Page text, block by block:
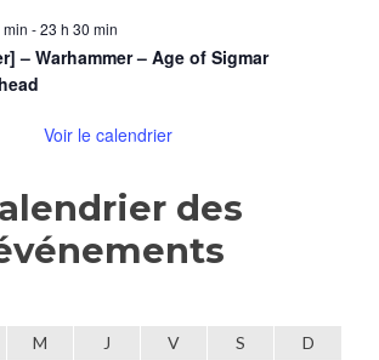
min -23 h 30 min
– Warhammer – Age of Sigmar
Voir le calendrier
des
M J V S
D